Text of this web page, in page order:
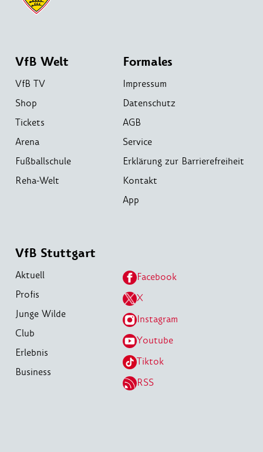
VfB Welt
VfB TV
Shop
Tickets
Arena
Fußballschule
Reha-Welt
Formales
Impressum
Datenschutz
AGB
Service
Erklärung zur Barrierefreiheit
Kontakt
App
VfB Stuttgart
Aktuell
Profis
Junge Wilde
Club
Erlebnis
Business
Facebook
X
Instagram
Youtube
Tiktok
RSS